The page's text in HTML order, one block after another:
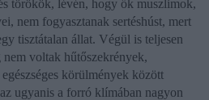
törökök, lévén, hogy ők muszlimok,
nem fogyasztanak sertéshúst, mert
tisztátalan állat. Végül is teljesen
voltak hűtőszekrények,
körülmények között
ugyanis a forró klímában nagyon